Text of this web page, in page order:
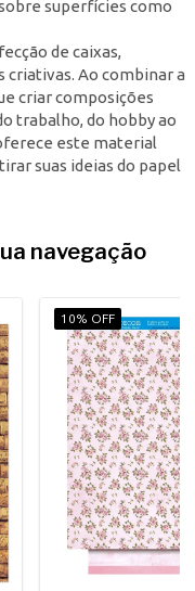
superfícies como
de caixas,
Ao combinar a
criar composições
trabalho, do hobby ao
este material
suas ideias do papel
navegação
10% OFF